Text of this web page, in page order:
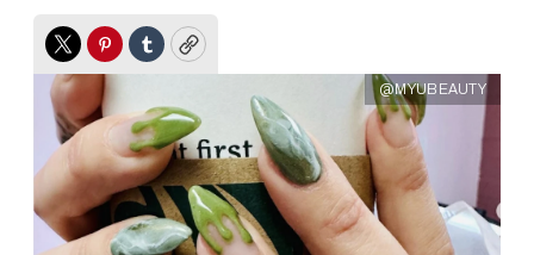
TwitterPinterest
TumblrCopy
@MYUBEAUTY